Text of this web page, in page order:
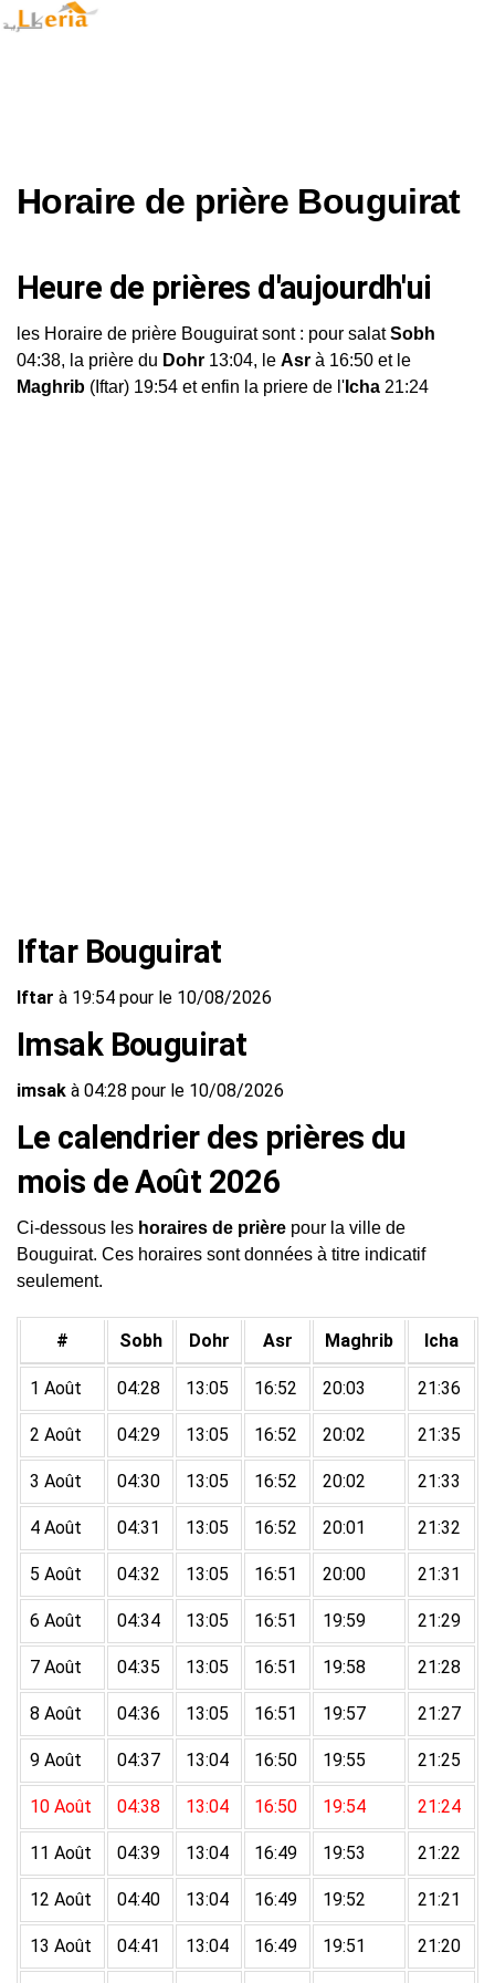
Horaire de prière Bouguirat
Heure de prières d'aujourdh'ui
les Horaire de prière Bouguirat sont : pour salatSobh
04:38, la prière du Dohr 13:04, le Asr à 16:50 et le
Maghrib (Iftar) 19:54 et enfin la priere de l' Icha 21:24
Iftar Bouguirat
Iftar à 19:54 pour le 10/08/2026
Imsak Bouguirat
imsak à 04:28 pour le 10/08/2026
Le calendrier des prières du
mois de Août 2026
Ci-dessous les horaires de prière pour la ville de
Bouguirat. Ces horaires sont données à titre indicatif
seulement.
# Sobh Dohr Asr Maghrib Icha
1 Août 04:28 13:05 16:52 20:03 21:36
2 Août 04:29 13:05 16:52 20:02 21:35
3 Août 04:30 13:05 16:52 20:02 21:33
4 Août 04:31 13:05 16:52 20:01 21:32
5 Août 04:32 13:05 16:51 20:00 21:31
6 Août 04:34 13:05 16:51 19:59 21:29
7 Août 04:35 13:05 16:51 19:58 21:28
8 Août 04:36 13:05 16:51 19:57 21:27
9 Août 04:37 13:04 16:50 19:55 21:25
10 Août 04:38 13:04 16:50 19:54 21:24
11 Août 04:39 13:04 16:49 19:53 21:22
12 Août 04:40 13:04 16:49 19:52 21:21
13 Août 04:41 13:04 16:49 19:51 21:20